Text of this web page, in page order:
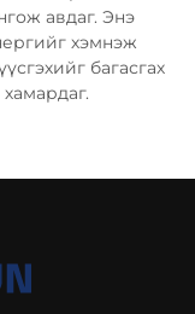
авдаг. Энэ
хэмнэж
багасгах